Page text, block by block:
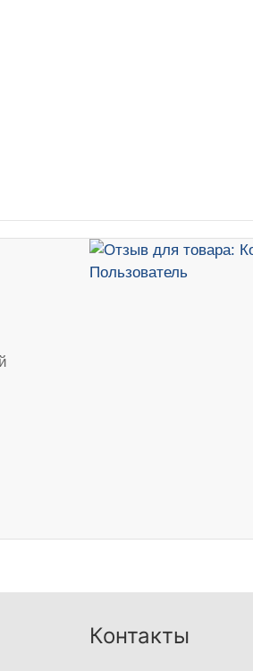
Контакты